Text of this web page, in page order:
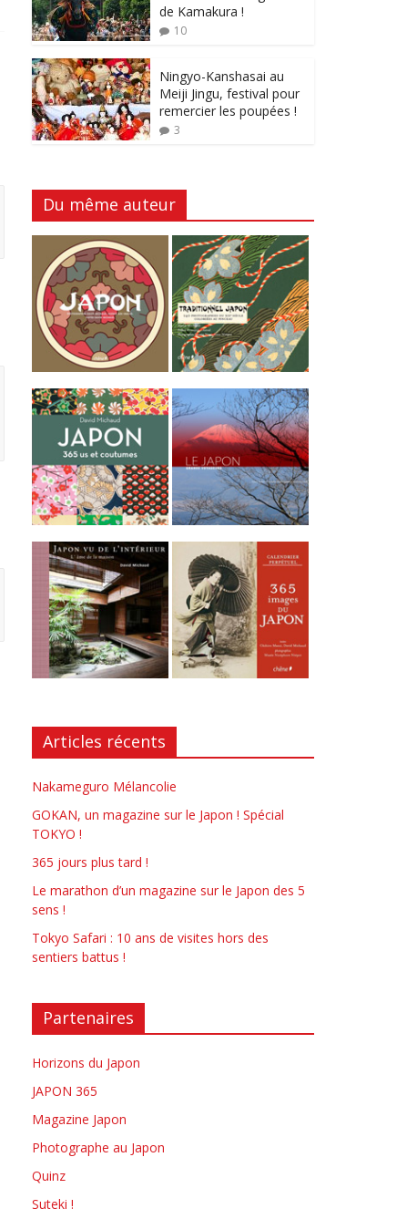
de Kamakura !
10
Ningyo-Kanshasai au
Meiji Jingu, festival pour
remercier les poupées !
3
Du même auteur
Articles récents
Nakameguro Mélancolie
GOKAN, un magazine sur le Japon ! Spécial
TOKYO !
365 jours plus tard !
Le marathon d’un magazine sur le Japon des 5
sens !
Tokyo Safari : 10 ans de visites hors des
sentiers battus !
Partenaires
Horizons du Japon
JAPON 365
Magazine Japon
Photographe au Japon
Quinz
Suteki !